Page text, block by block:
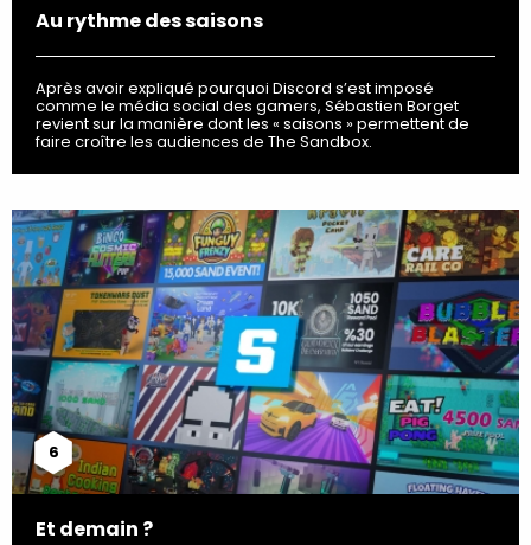
Au rythme des saisons
Après avoir expliqué pourquoi Discord s’est imposé
comme le média social des gamers, Sébastien Borget
revient sur la manière dont les « saisons » permettent de
faire croître les audiences de The Sandbox.
6
Et demain ?